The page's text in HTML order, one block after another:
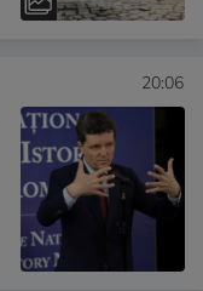
20:06